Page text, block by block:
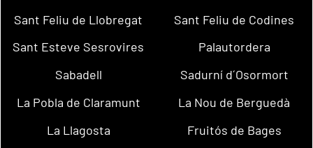
Sant Feliu de Llobregat
Sant Feliu de Codines
Sant Esteve Sesrovires
Palautordera
Sabadell
Sadurní d´Osormort
La Pobla de Claramunt
La Nou de Berguedà
La Llagosta
Fruitós de Bages